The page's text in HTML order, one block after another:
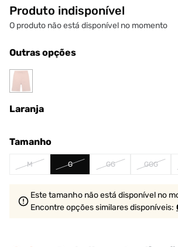
Produto indisponível
O produto não está disponível no momento
Outras opções
Laranja
Tamanho
M G GG GGG
Este tamanho não está disponível no
Encontre opções similaresdisponíveis: